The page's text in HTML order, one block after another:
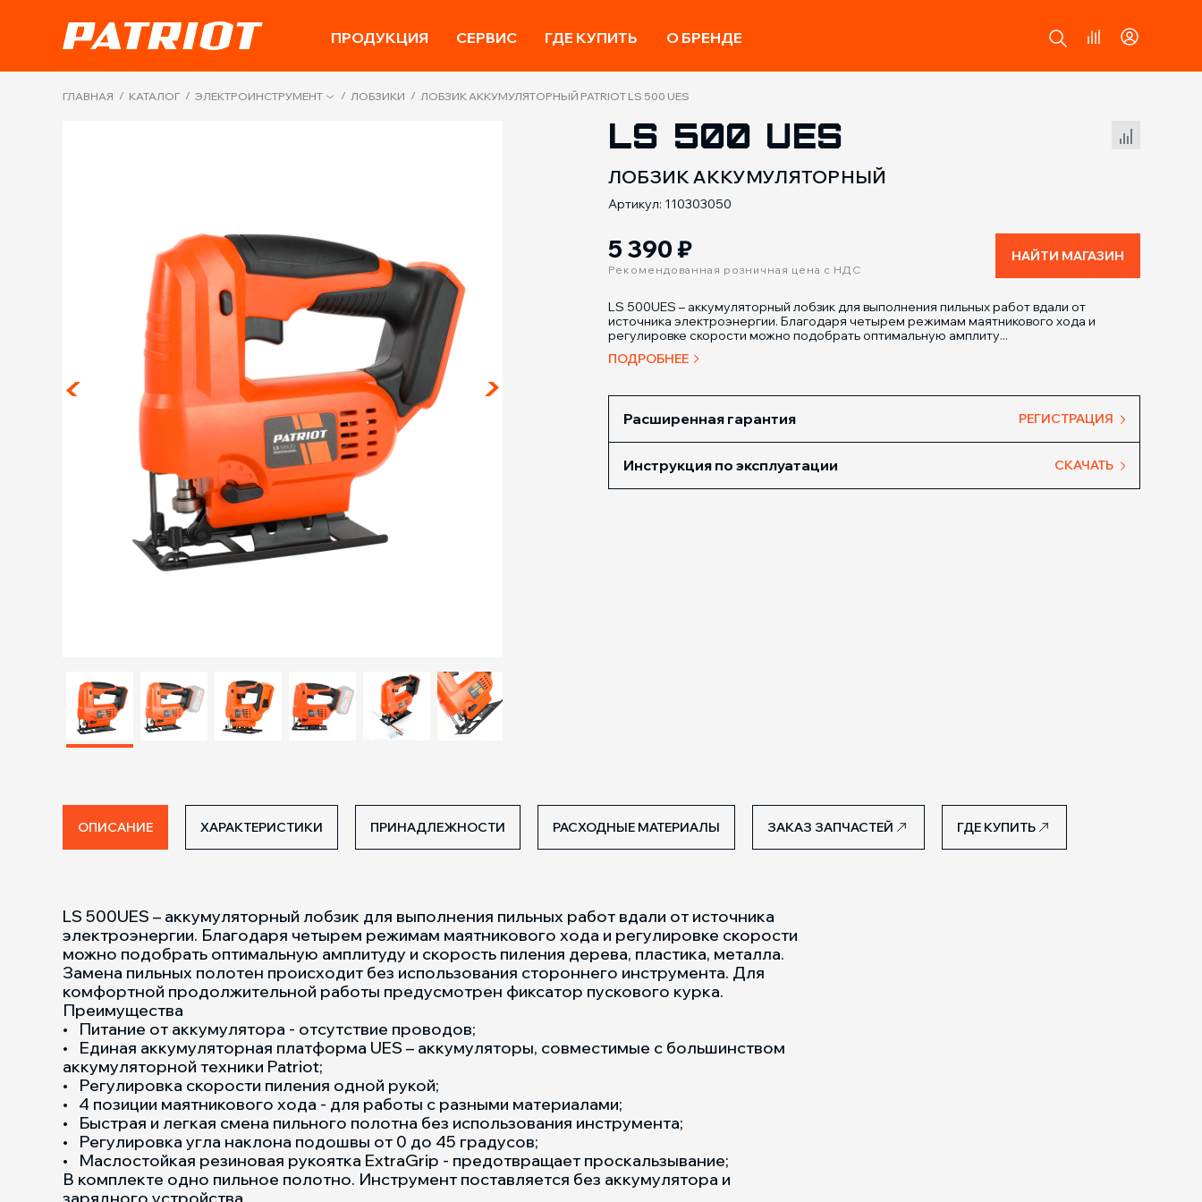
ПРОДУКЦИЯ СЕРВИС ГДЕ КУПИТЬ О БРЕНДЕ
ГЛАВНАЯ / КАТАЛОГ / ЭЛЕКТРОИНСТРУМЕНТ / ЛОБЗИКИ / ЛОБЗИК АККУМУЛЯТОРНЫЙ PATRIOT LS 500 UES
LS 500 UES
ЛОБЗИК АККУМУЛЯТОРНЫЙ
Артикул: 110303050
5 390 ₽
Рекомендованная розничная цена с НДС
НАЙТИ МАГАЗИН
LS 500UES – аккумуляторный лобзик для выполнения пильных работ вдали от
источника электроэнергии. Благодаря четырем режимам маятникового хода и
регулировке скорости можно подобрать оптимальную амплиту...
ПОДРОБНЕЕ
Расширенная гарантия РЕГИСТРАЦИЯ
Инструкция по эксплуатации СКАЧАТЬ
ОПИСАНИЕ ХАРАКТЕРИСТИКИ ПРИНАДЛЕЖНОСТИ РАСХОДНЫЕ МАТЕРИАЛЫ ЗАКАЗ ЗАПЧАСТЕЙ ГДЕ КУПИТЬ
LS 500UES – аккумуляторный лобзик для выполнения пильных работ вдали от источника
электроэнергии. Благодаря четырем режимам маятникового хода и регулировке скорости
можно подобрать оптимальную амплитуду и скорость пиления дерева, пластика, металла.
Замена пильных полотен происходит без использования стороннего инструмента. Для
комфортной продолжительной работы предусмотрен фиксатор пускового курка.
Преимущества
• Питание от аккумулятора - отсутствие проводов;
• Единая аккумуляторная платформа UES – аккумуляторы, совместимые с большинством
аккумуляторной техники Patriot;
• Регулировка скорости пиления одной рукой;
• 4 позиции маятникового хода - для работы с разными материалами;
• Быстрая и легкая смена пильного полотна без использования инструмента;
• Регулировка угла наклона подошвы от 0 до 45 градусов;
• Маслостойкая резиновая рукоятка ExtraGrip - предотвращает проскальзывание;
В комплекте одно пильное полотно. Инструмент поставляется без аккумулятора и